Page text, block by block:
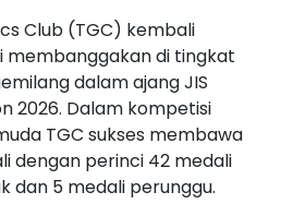
Club (TGC) kembali
di tingkat
dalam ajang JIS
2026. Dalam kompetisi
TGC sukses membawa
dengan perinci 42 medali
dan 5 medali perunggu.